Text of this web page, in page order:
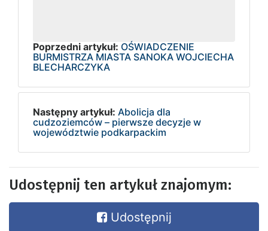
Poprzedni artykuł: OŚWIADCZENIE
BURMISTRZA MIASTA SANOKA WOJCIECHA
BLECHARCZYKA
Następny artykuł: Abolicja dla
cudzoziemców – pierwsze decyzje w
województwie podkarpackim
Udostępnij ten artykuł znajomym:
Udostępnij